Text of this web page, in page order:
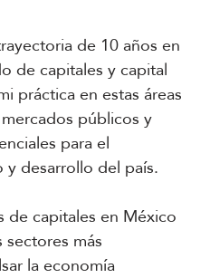
de 10 años en
de capitales y capital
práctica en estas áreas
públicos y
para el
desarrollo del país.
de capitales en México
más
la economía